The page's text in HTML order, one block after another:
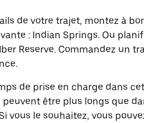
de votre trajet, montez à
: Indian Springs. Ou
Reserve. Commandez un
de prise en charge dans
peuvent être plus longs que
vous le souhaitez, vous